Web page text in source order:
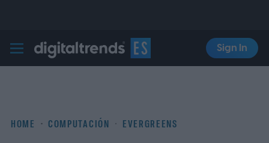
Digital Trends Español
Sign In
HOME COMPUTACIÓN EVERGREENS